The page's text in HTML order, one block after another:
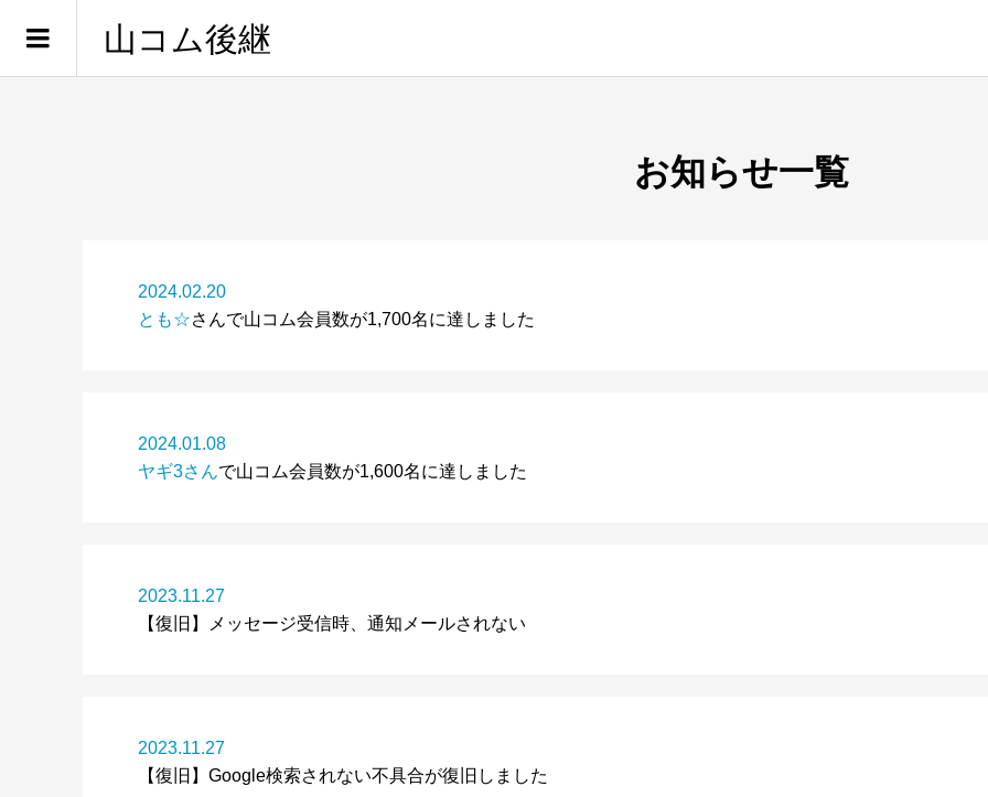
山コム後継
お知らせ一覧
2024.02.20
とも☆さんで山コム会員数が1,700名に達しました
2024.01.08
ヤギ3さんで山コム会員数が1,600名に達しました
2023.11.27
【復旧】メッセージ受信時、通知メールされない
2023.11.27
【復旧】Google検索されない不具合が復旧しました